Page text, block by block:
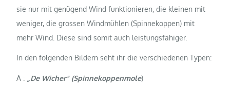
sie nur mit genügend Wind funktionieren, die kleinen mit
weniger, die grossen Windmühlen (Spinnekoppen) mit
mehr Wind. Diese sind somit auch leistungsfähiger.
In den folgenden Bildern seht ihr die verschiedenen Typen:
A : „De Wicher“ (Spinnekoppenmole)